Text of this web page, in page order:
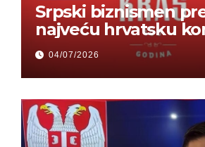
Srpski biznismen
najveću hrvatsku
ponos zemlje –
mogu da veruju
04/07/2026